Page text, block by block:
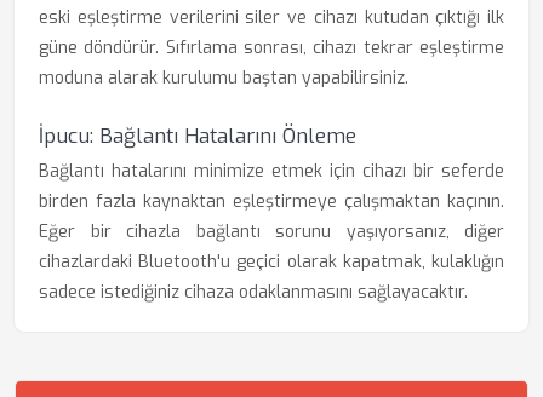
eski eşleştirme verilerini siler ve cihazı kutudan çıktığı ilk
güne döndürür. Sıfırlama sonrası, cihazı tekrar eşleştirme
moduna alarak kurulumu baştan yapabilirsiniz.
İpucu: Bağlantı Hatalarını Önleme
Bağlantı hatalarını minimize etmek için cihazı bir seferde
birden fazla kaynaktan eşleştirmeye çalışmaktan kaçının.
Eğer bir cihazla bağlantı sorunu yaşıyorsanız, diğer
cihazlardaki Bluetooth'u geçici olarak kapatmak, kulaklığın
sadece istediğiniz cihaza odaklanmasını sağlayacaktır.